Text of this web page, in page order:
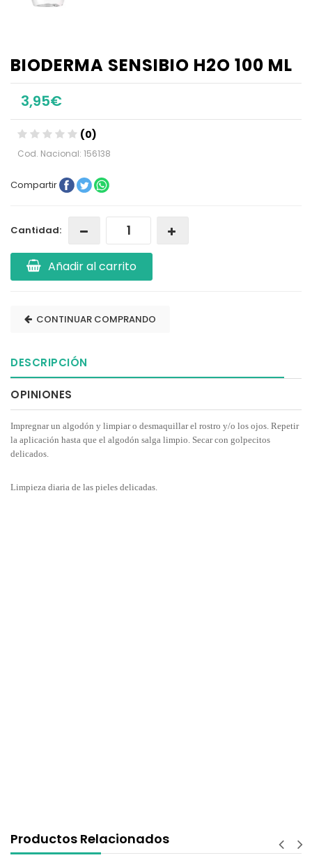
BIODERMA SENSIBIO H2O 100 ML
3,95€
(0)
Cod. Nacional: 156138
Compartir
Cantidad:
Añadir al carrito
CONTINUAR COMPRANDO
DESCRIPCIÓN
OPINIONES
Impregnar un algodón y limpiar o desmaquillar el rostro y/o los ojos. Repetir
la aplicación hasta que el algodón salga limpio. Secar con golpecitos
delicados.
Limpieza diaria de las pieles delicadas.
Productos Relacionados